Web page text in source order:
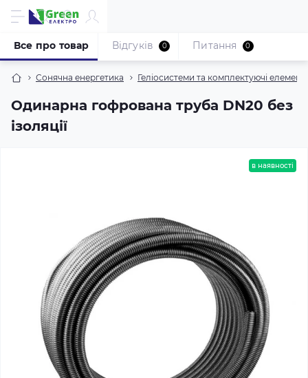
Сонячна енергетика Геліосистеми та комплектуючі
Одинарна гофрована труба DN20 без
ізоляції
Все про товар Відгуків 0 Питання 0
в наявності